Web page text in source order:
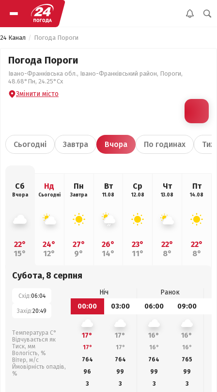
24 Канал Погода Пороги
Погода Пороги
Івано-Франківська обл., Івано-Франківський район, Пороги,
48.68°Пн, 24.25°Сх
Змінити місто
Сьогодні Завтра Вчора По годинах
Сб
Вчора
22°
15°
Нд
Сьогодні
24°
12°
Пн
Завтра
27°
9°
Вт
11.08
26°
14°
Ср
12.08
23°
11°
Чт
13.08
22°
8°
Пт
14.08
22°
8°
Субота, 8 серпня
Схід:06:04
Захід:20:49
Температура С°
Відчувається як
Тиск, мм
Вологість, %
Вітер, м/с
Ймовірність опадів,
%
Ніч
Ранок
00:00
03:00 06:00 09:00
17° 17° 16° 16°
17° 17° 16° 16°
764
764 764 765
96
99 99 99
3
3 3
3